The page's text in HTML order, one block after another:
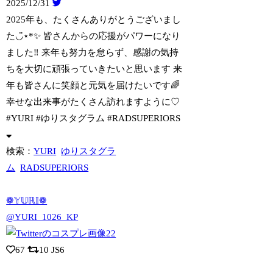
2025/12/31
2025年も、たくさんありがとうございまし
た◡̈⋆*✨ 皆さんからの応援がパワーになり
ました‼︎ 来年も努力を怠らず、感謝の気持
ちを大切に頑張っていきたいと思います 来
年も皆さんに笑顔と元気を届けたいです🌈
幸せな出来事がたくさん訪れますように♡
#YURI #ゆりスタグラム #RADSUPERIORS
検索：YURI ゆりスタグラ
ム
RADSUPERIORS
❁𝕐𝕌ℝ𝕀❁
@YURI_1026_KP
67 10 JS6